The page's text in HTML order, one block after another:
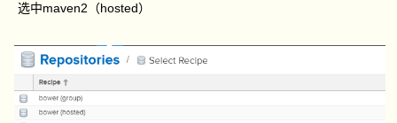
选中maven2（hosted）